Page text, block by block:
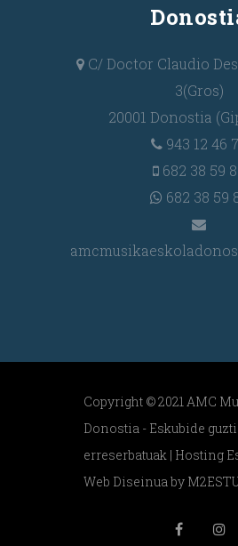
C/ Doctor Claudio
3(Gros)
20001 Donostia
943 12 46
682 38 59
682 38 59
Copyright © 2021 AMC
Donostia - Eskubide
erreserbatuak | Hosting
Web Diseinuaby